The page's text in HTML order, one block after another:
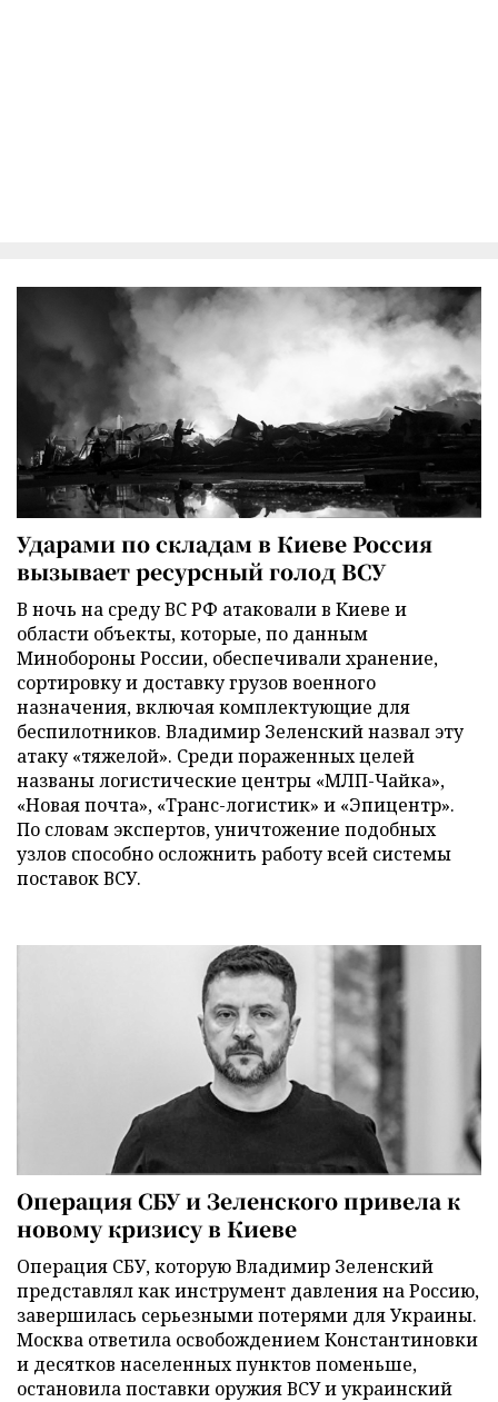
Ударами по складам в Киеве Россия
вызывает ресурсный голод ВСУ
В ночь на среду ВС РФ атаковали в Киеве и
области объекты, которые, по данным
Минобороны России, обеспечивали хранение,
сортировку и доставку грузов военного
назначения, включая комплектующие для
беспилотников. Владимир Зеленский назвал эту
атаку «тяжелой». Среди пораженных целей
названы логистические центры «МЛП-Чайка»,
«Новая почта», «Транс-логистик» и «Эпицентр».
По словам экспертов, уничтожение подобных
узлов способно осложнить работу всей системы
поставок ВСУ.
Операция СБУ и Зеленского привела к
новому кризису в Киеве
Операция СБУ, которую Владимир Зеленский
представлял как инструмент давления на Россию,
завершилась серьезными потерями для Украины.
Москва ответила освобождением Константиновки
и десятков населенных пунктов поменьше,
остановила поставки оружия ВСУ и украинский